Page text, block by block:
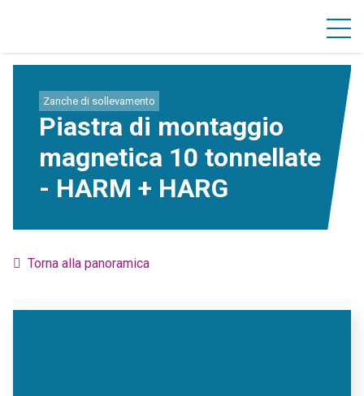
Zanche di sollevamento
Piastra di montaggio
magnetica 10 tonnellate
- HARM + HARG
Torna alla panoramica